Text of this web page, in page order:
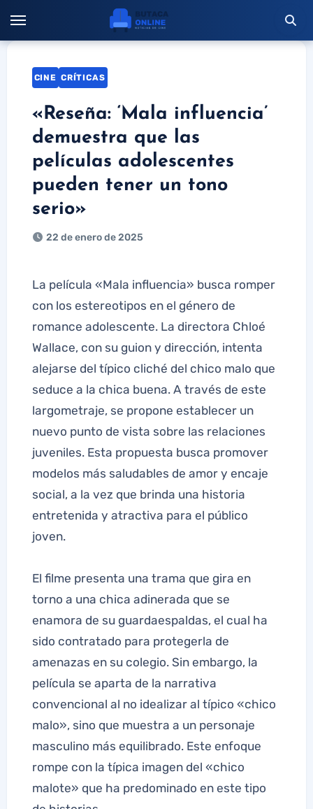
contenido
CINE CRÍTICAS
«Reseña: ‘Mala influencia’
demuestra que las
películas adolescentes
pueden tener un tono
serio»
22 de enero de 2025
La película «Mala influencia» busca romper
con los estereotipos en el género de
romance adolescente. La directora Chloé
Wallace, con su guion y dirección, intenta
alejarse del típico cliché del chico malo que
seduce a la chica buena. A través de este
largometraje, se propone establecer un
nuevo punto de vista sobre las relaciones
juveniles. Esta propuesta busca promover
modelos más saludables de amor y encaje
social, a la vez que brinda una historia
entretenida y atractiva para el público
joven.
El filme presenta una trama que gira en
torno a una chica adinerada que se
enamora de su guardaespaldas, el cual ha
sido contratado para protegerla de
amenazas en su colegio. Sin embargo, la
película se aparta de la narrativa
convencional al no idealizar al típico «chico
malo», sino que muestra a un personaje
masculino más equilibrado. Este enfoque
rompe con la típica imagen del «chico
malote» que ha predominado en este tipo